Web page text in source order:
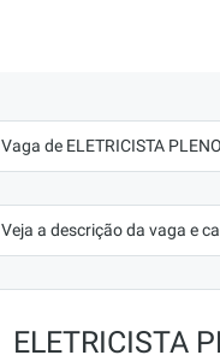
Vaga de ELETRICISTA
Veja a descrição da vaga e
ELETRICISTA